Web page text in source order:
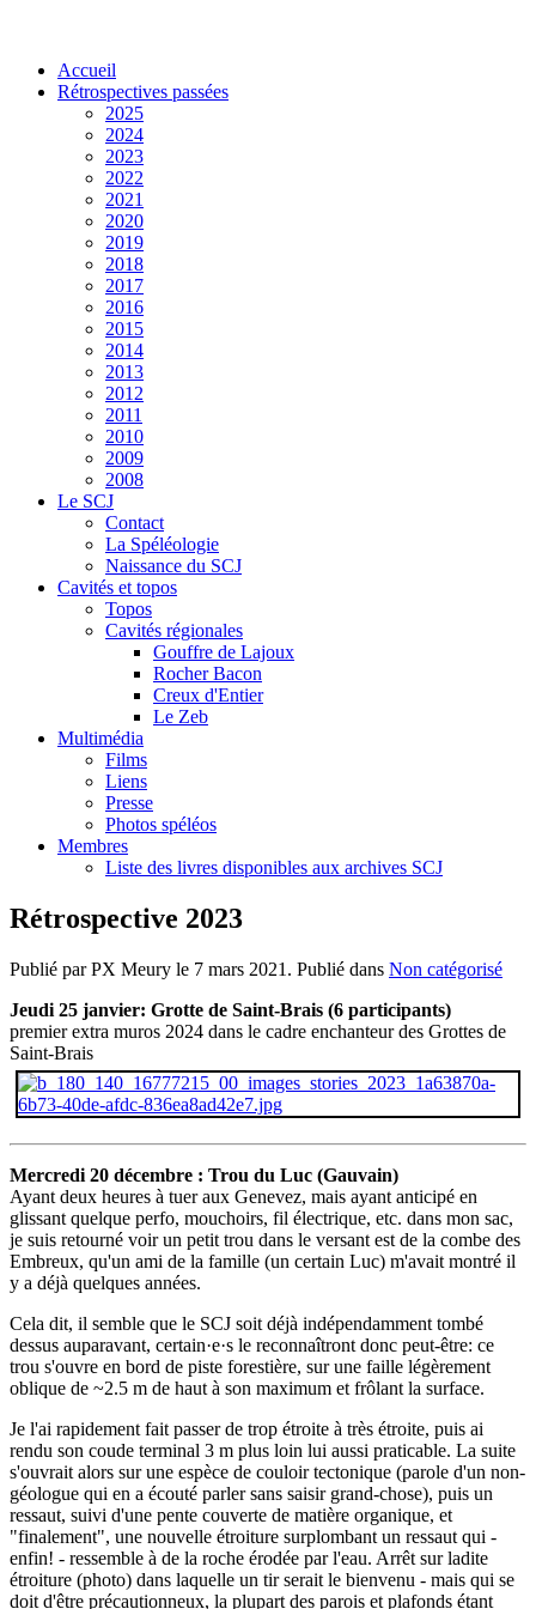
Accueil
Rétrospectives passées
2025
2024
2023
2022
2021
2020
2019
2018
2017
2016
2015
2014
2013
2012
2011
2010
2009
2008
Le SCJ
Contact
La Spéléologie
Naissance du SCJ
Cavités et topos
Topos
Cavités régionales
Gouffre de Lajoux
Rocher Bacon
Creux d'Entier
Le Zeb
Multimédia
Films
Liens
Presse
Photos spéléos
Membres
Liste des livres disponibles aux archives SCJ
Rétrospective 2023
Publié par PX Meury le 7 mars 2021 . Publié dans Non catégorisé
Jeudi 25 janvier: Grotte de Saint-Brais (6 participants)
premier extra muros 2024 dans le cadre enchanteur des Grottes de
Saint-Brais
Mercredi 20 décembre : Trou du Luc (Gauvain)
Ayant deux heures à tuer aux Genevez, mais ayant anticipé en
glissant quelque perfo, mouchoirs, fil électrique, etc. dans mon sac,
je suis retourné voir un petit trou dans le versant est de la combe des
Embreux, qu'un ami de la famille (un certain Luc) m'avait montré il
y a déjà quelques années.
Cela dit, il semble que le SCJ soit déjà indépendamment tombé
dessus auparavant, certain·e·s le reconnaîtront donc peut-être: ce
trou s'ouvre en bord de piste forestière, sur une faille légèrement
oblique de ~2.5 m de haut à son maximum et frôlant la surface.
Je l'ai rapidement fait passer de trop étroite à très étroite, puis ai
rendu son coude terminal 3 m plus loin lui aussi praticable. La suite
s'ouvrait alors sur une espèce de couloir tectonique (parole d'un non-
géologue qui en a écouté parler sans saisir grand-chose), puis un
ressaut, suivi d'une pente couverte de matière organique, et
"finalement", une nouvelle étroiture surplombant un ressaut qui -
enfin! - ressemble à de la roche érodée par l'eau. Arrêt sur ladite
étroiture (photo) dans laquelle un tir serait le bienvenu - mais qui se
doit d'être précautionneux, la plupart des parois et plafonds étant